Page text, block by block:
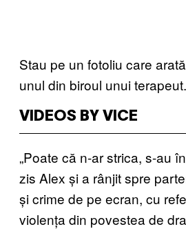
Stau pe un fotoliu care
unul din biroul unui terapeut.
VIDEOS BY VICE
„Poate că n-ar strica, s-au
zis Alex și a rânjit spre
și crime de pe ecran, cu
violența din povestea de